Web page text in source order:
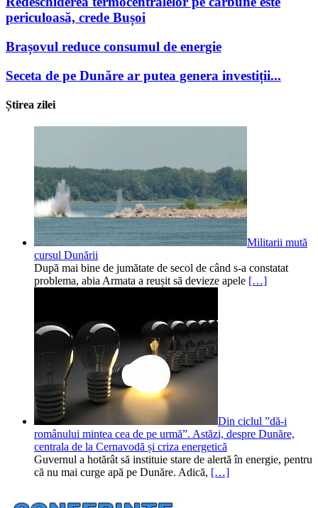
periculoasă, crede Bușoi
Brașovul reduce consumul de energie
Seceta de pe Dunăre ar putea genera investiții...
Știrea zilei
Militarii mută
cursul Dunării
După mai bine de jumătate de secol de când s-a constatat
problema, abia Armata a reușit să devieze apele […]
Din ciclul ”dă-i
românului mintea cea de pe urmă”. Astăzi, despre Dunăre,
centrala de la Cernavodă și criza energetică
Guvernul a hotărât să instituie stare de alertă în energie, pentru
că nu mai curge apă pe Dunăre. Adică, […]